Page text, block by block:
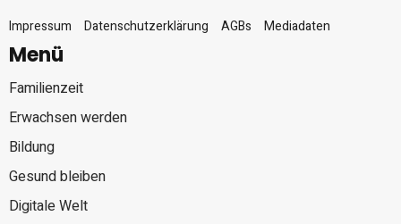
Impressum
Datenschutzerklärung AGBs Mediadaten
Menü
Familienzeit
Erwachsen werden
Bildung
Gesund bleiben
Digitale Welt